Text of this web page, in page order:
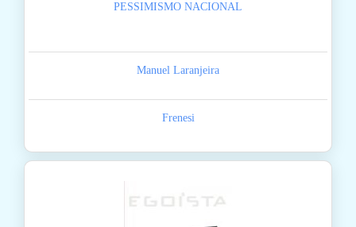
PESSIMISMO NACIONAL
Manuel Laranjeira
Frenesi